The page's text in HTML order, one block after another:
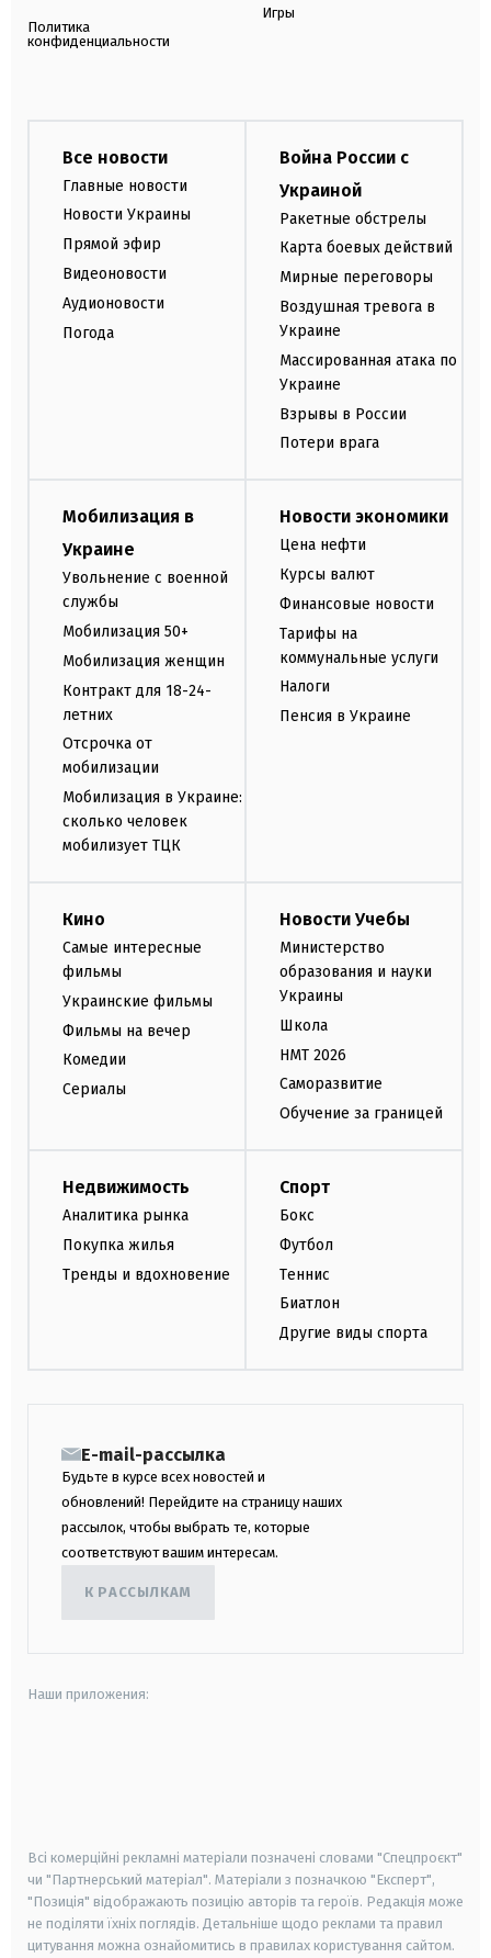
Политика
конфиденциальности
Игры
Все новости
Главные новости
Новости Украины
Прямой эфир
Видеоновости
Аудионовости
Погода
Война России с
Украиной
Ракетные обстрелы
Карта боевых действий
Мирные переговоры
Воздушная тревога в
Украине
Массированная атака по
Украине
Взрывы в России
Потери врага
Мобилизация в
Украине
Увольнение с военной
службы
Мобилизация 50+
Мобилизация женщин
Контракт для 18-24-
летних
Отсрочка от
мобилизации
Мобилизация в Украине:
сколько человек
мобилизует ТЦК
Новости экономики
Цена нефти
Курсы валют
Финансовые новости
Тарифы на
коммунальные услуги
Налоги
Пенсия в Украине
Кино
Самые интересные
фильмы
Украинские фильмы
Фильмы на вечер
Комедии
Сериалы
Новости Учебы
Министерство
образования и науки
Украины
Школа
НМТ 2026
Саморазвитие
Обучение за границей
Недвижимость
Аналитика рынка
Покупка жилья
Тренды и вдохновение
Спорт
Бокс
Футбол
Теннис
Биатлон
Другие виды спорта
E-mail-рассылка
Будьте в курсе всех новостей и
обновлений! Перейдите на страницу наших
рассылок, чтобы выбрать те, которые
соответствуют вашим интересам.
К РАССЫЛКАМ
Наши приложения:
Всі комерційні рекламні матеріали позначені словами "Спецпроєкт"
чи "Партнерський матеріал". Матеріали з позначкою "Експерт",
"Позиція" відображають позицію авторів та героїв. Редакція може
не поділяти їхніх поглядів. Детальніше щодо реклами та правил
цитування можна ознайомитись в правилах користування сайтом.